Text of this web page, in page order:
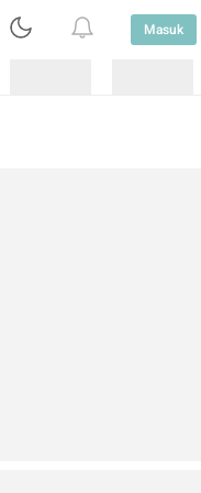
Masuk